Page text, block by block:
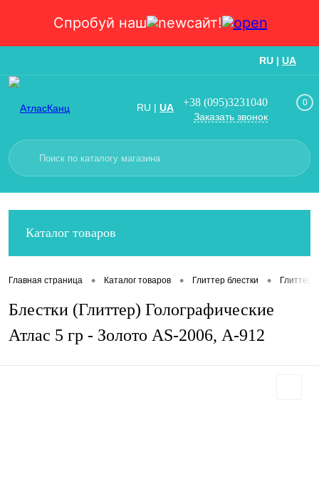
Спробуй наш сайт!
RU | UA
RU | UA +38 (095)3231040
Заказать звонок
0
Каталог товаров
Главная страница • Каталог товаров • Глиттер блестки • Глиттер
Блестки (Глиттер) Голографические
Атлас 5 гр - Золото AS-2006, А-912